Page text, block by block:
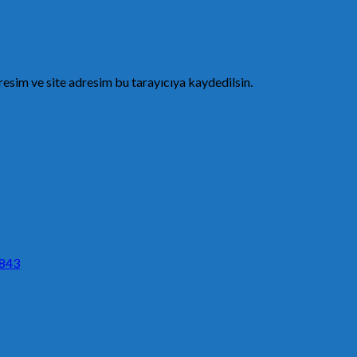
ve site adresim bu tarayıcıya kaydedilsin.